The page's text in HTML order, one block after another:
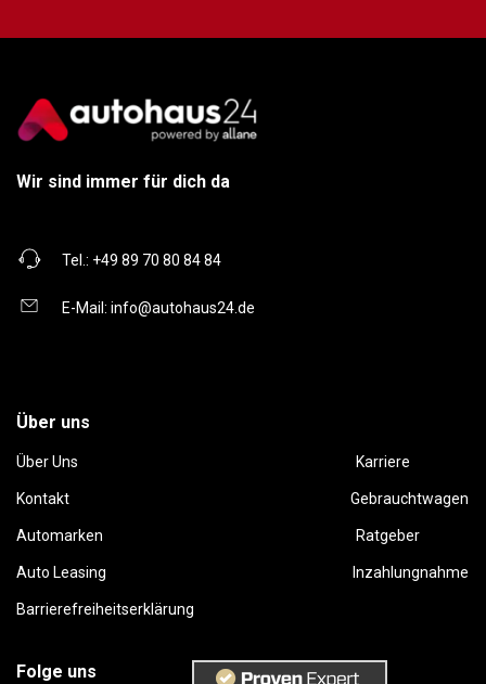
Wir sind immer für dich da
Tel.: +49 89 70 80 84 84
E-Mail: info@autohaus24.de
Über uns
Über Uns Karriere
Kontakt Gebrauchtwagen
Automarken Ratgeber
Auto Leasing Inzahlungnahme
Barrierefreiheitserklärung
Folge uns